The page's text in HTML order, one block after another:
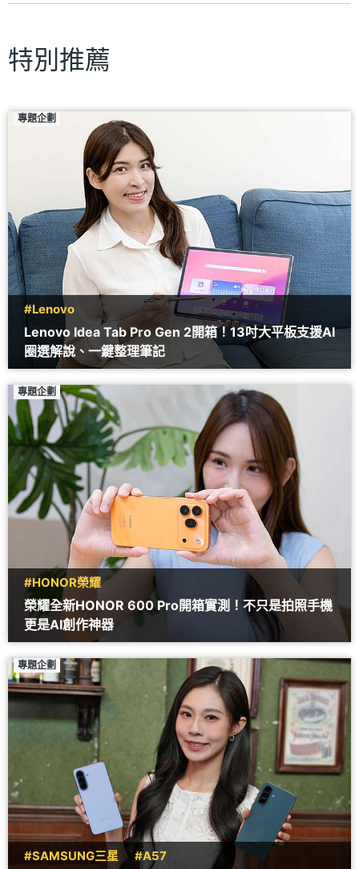
特別推薦
專題企劃
#Lenovo
Lenovo Idea Tab Pro Gen 2開箱！13吋大平板支援AI
圈選解說、一鍵整理筆記
專題企劃
#HONOR榮耀
榮耀全新HONOR 600 Pro開箱實測！不只是拍照手機
更是AI創作神器
專題企劃
#SAMSUNG三星 #A57